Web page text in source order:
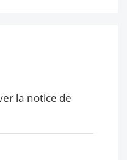
la notice de